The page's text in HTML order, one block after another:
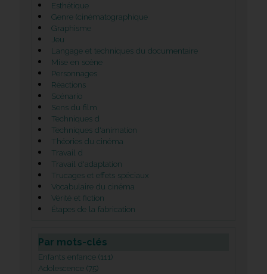
Esthétique
Genre (cinématographique
Graphisme
Jeu
Langage et techniques du documentaire
Mise en scène
Personnages
Réactions
Scénario
Sens du film
Techniques d
Techniques d'animation
Théories du cinéma
Travail d
Travail d'adaptation
Trucages et effets spéciaux
Vocabulaire du cinéma
Vérité et fiction
Étapes de la fabrication
Par mots-clés
Enfants enfance (111)
Adolescence (75)